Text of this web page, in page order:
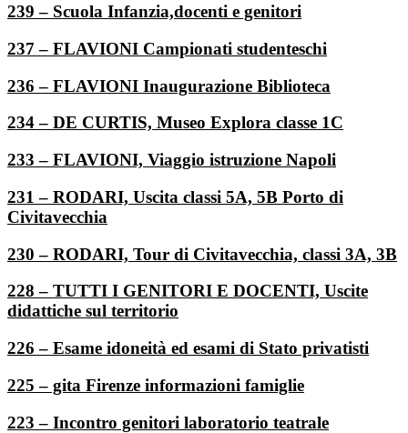
239 – Scuola Infanzia,docenti e genitori
237 – FLAVIONI Campionati studenteschi
236 – FLAVIONI Inaugurazione Biblioteca
234 – DE CURTIS, Museo Explora classe 1C
233 – FLAVIONI, Viaggio istruzione Napoli
231 – RODARI, Uscita classi 5A, 5B Porto di
Civitavecchia
230 – RODARI, Tour di Civitavecchia, classi 3A, 3B
228 – TUTTI I GENITORI E DOCENTI, Uscite
didattiche sul territorio
226 – Esame idoneità ed esami di Stato privatisti
225 – gita Firenze informazioni famiglie
223 – Incontro genitori laboratorio teatrale